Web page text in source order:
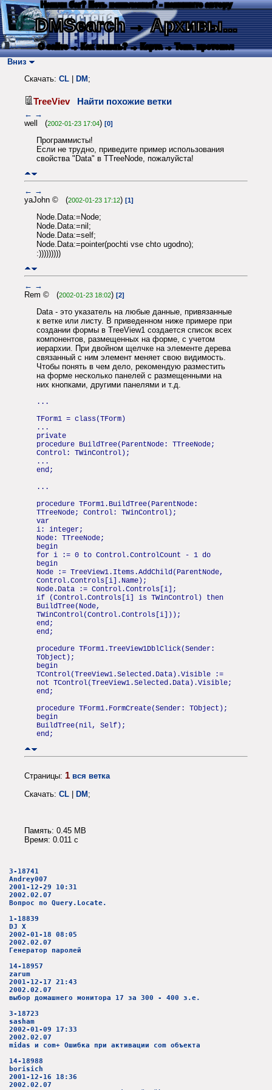
Нашли баг? Есть пожелания? - напишите автору
DMSearch→ Архивы...
О сайте → Как искать? → Карта → Текс. протокол
Вниз
Скачать: CL DM ;
TreeViev Найти похожие ветки
← →
well (2002-01-23 17:04) [0]
Программисты!
Если не трудно, приведите пример использования
свойства "Data" в TTreeNode, пожалуйста!
← →
yaJohn © (2002-01-23 17:12) [1]
Node.Data:=Node;
Node.Data:=nil;
Node.Data:=self;
Node.Data:=pointer(pochti vse chto ugodno);
:)))))))))
← →
Rem © (2002-01-23 18:02) [2]
Data - это указатель на любые данные, привязанные
к ветке или листу. В приведенном ниже примере при
создании формы в TreeView1 создается список всех
компонентов, размещенных на форме, с учетом
иерархии. При двойном щелчке на элементе дерева
связанный с ним элемент меняет свою видимость.
Чтобы понять в чем дело, рекомендую разместить
на форме несколько панелей с размещенными на
них кнопками, другими панелями и т.д.
...
TForm1 = class(TForm)
...
private
procedure BuildTree(ParentNode: TTreeNode;
Control: TWinControl);
...
end;
...
procedure TForm1.BuildTree(ParentNode:
TTreeNode; Control: TWinControl);
var
i: integer;
Node: TTreeNode;
begin
for i := 0 to Control.ControlCount - 1 do
begin
Node := TreeView1.Items.AddChild(ParentNode,
Control.Controls[i].Name);
Node.Data := Control.Controls[i];
if (Control.Controls[i] is TWinControl) then
BuildTree(Node,
TWinControl(Control.Controls[i]));
end;
end;
procedure TForm1.TreeView1DblClick(Sender:
TObject);
begin
TControl(TreeView1.Selected.Data).Visible :=
not TControl(TreeView1.Selected.Data).Visible;
end;
procedure TForm1.FormCreate(Sender: TObject);
begin
BuildTree(nil, Self);
end;
Страницы: 1 вся ветка
Скачать: CL | DM;
Память: 0.45 MB
Время: 0.011 c
3-18741
Andrey007
2001-12-29 10:31
2002.02.07
Вопрос по Query.Locate.
1-18839
DJ X
2002-01-18 08:05
2002.02.07
Генератор паролей
14-18957
zarum
2001-12-17 21:43
2002.02.07
выбор домашнего монитора 17 за 300 - 400 з.е.
3-18723
sasham
2002-01-09 17:33
2002.02.07
midas и com+ Ошибка при активации com oбъекта
14-18988
borisich
2001-12-16 18:36
2002.02.07